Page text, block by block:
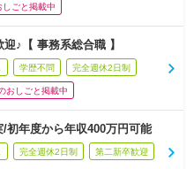
しごと掲載中
♪【 事務系総合職 】
学歴不問 完全週休2日制
おしごと掲載中
年度から年収400万円可能
完全週休2日制 第二新卒歓迎